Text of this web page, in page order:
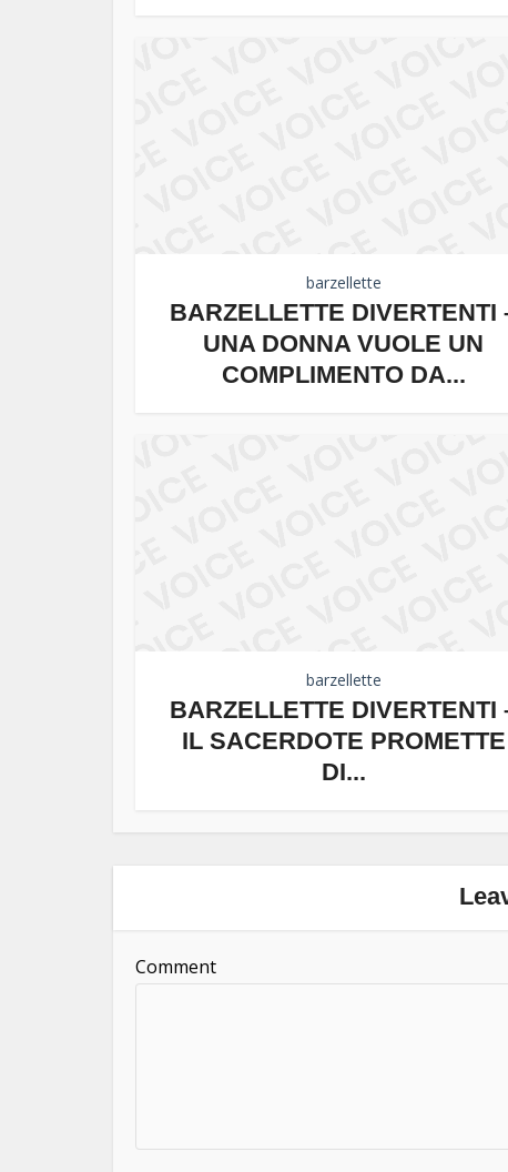
barzellette
BARZELLETTE DIVERTENTI
UNA DONNA VUOLE UN
COMPLIMENTO DA...
barzellette
BARZELLETTE DIVERTENTI
IL SACERDOTE PROMETTE
DI...
Comment